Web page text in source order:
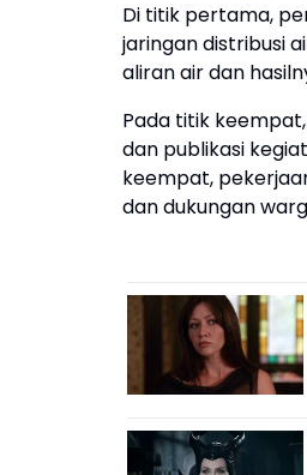
Di titik pertama,
jaringan distribusi
aliran air dan
Pada titik
dan publikasi
keempat,
dan dukungan